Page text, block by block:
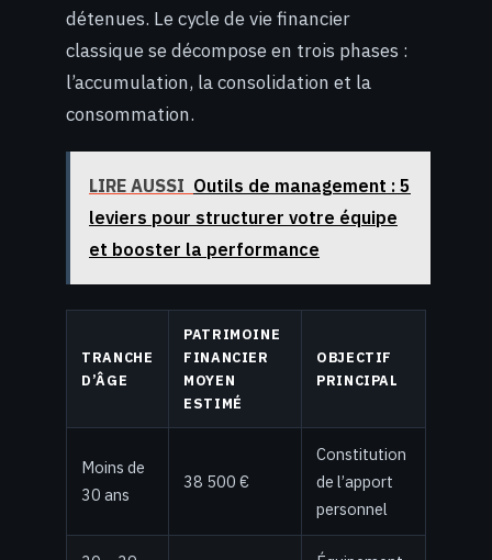
détenues. Le cycle de vie financier
classique se décompose en trois phases :
l’accumulation, la consolidation et la
consommation.
LIRE AUSSI Outils de management : 5
leviers pour structurer votre équipe
et booster la performance
TRANCHE
D’ÂGE
PATRIMOINE
FINANCIER
MOYEN
ESTIMÉ
OBJECTIF
PRINCIPAL
Moins de
30 ans
38 500 €
Constitution
de l’apport
personnel